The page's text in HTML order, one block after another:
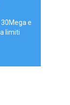
e
limiti